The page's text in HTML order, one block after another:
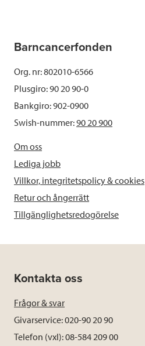
Barncancerfonden
Org. nr: 802010-6566
Plusgiro: 90 20 90-0
Bankgiro: 902-0900
Swish-nummer:90 20 900
Om oss
Lediga jobb
Villkor, integritetspolicy & cookies
Retur och ångerrätt
Tillgänglighetsredogörelse
Kontakta oss
Frågor & svar
Givarservice: 020-90 20 90
Telefon (vxl): 08-584 209 00